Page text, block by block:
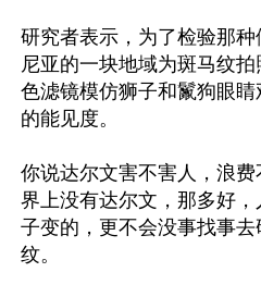
研究者表示，为了检验那
尼亚的一块地域为斑马纹
色滤镜模仿狮子和鬣狗眼
的能见度。
你说达尔文害不害人，浪
界上没有达尔文，那多好
子变的，更不会没事找事
纹。